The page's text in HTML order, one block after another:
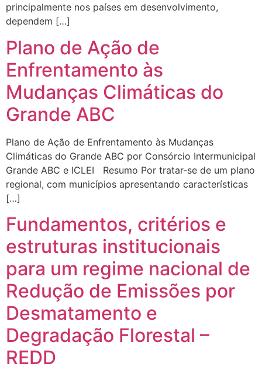
principalmente nos países em desenvolvimento,
dependem […]
Plano de Ação de
Enfrentamento às
Mudanças Climáticas do
Grande ABC
Plano de Ação de Enfrentamento às Mudanças
Climáticas do Grande ABC por Consórcio Intermunicipal
Grande ABC e ICLEI Resumo Por tratar-se de um plano
regional, com municípios apresentando características
[…]
Fundamentos, critérios e
estruturas institucionais
para um regime nacional de
Redução de Emissões por
Desmatamento e
Degradação Florestal –
REDD